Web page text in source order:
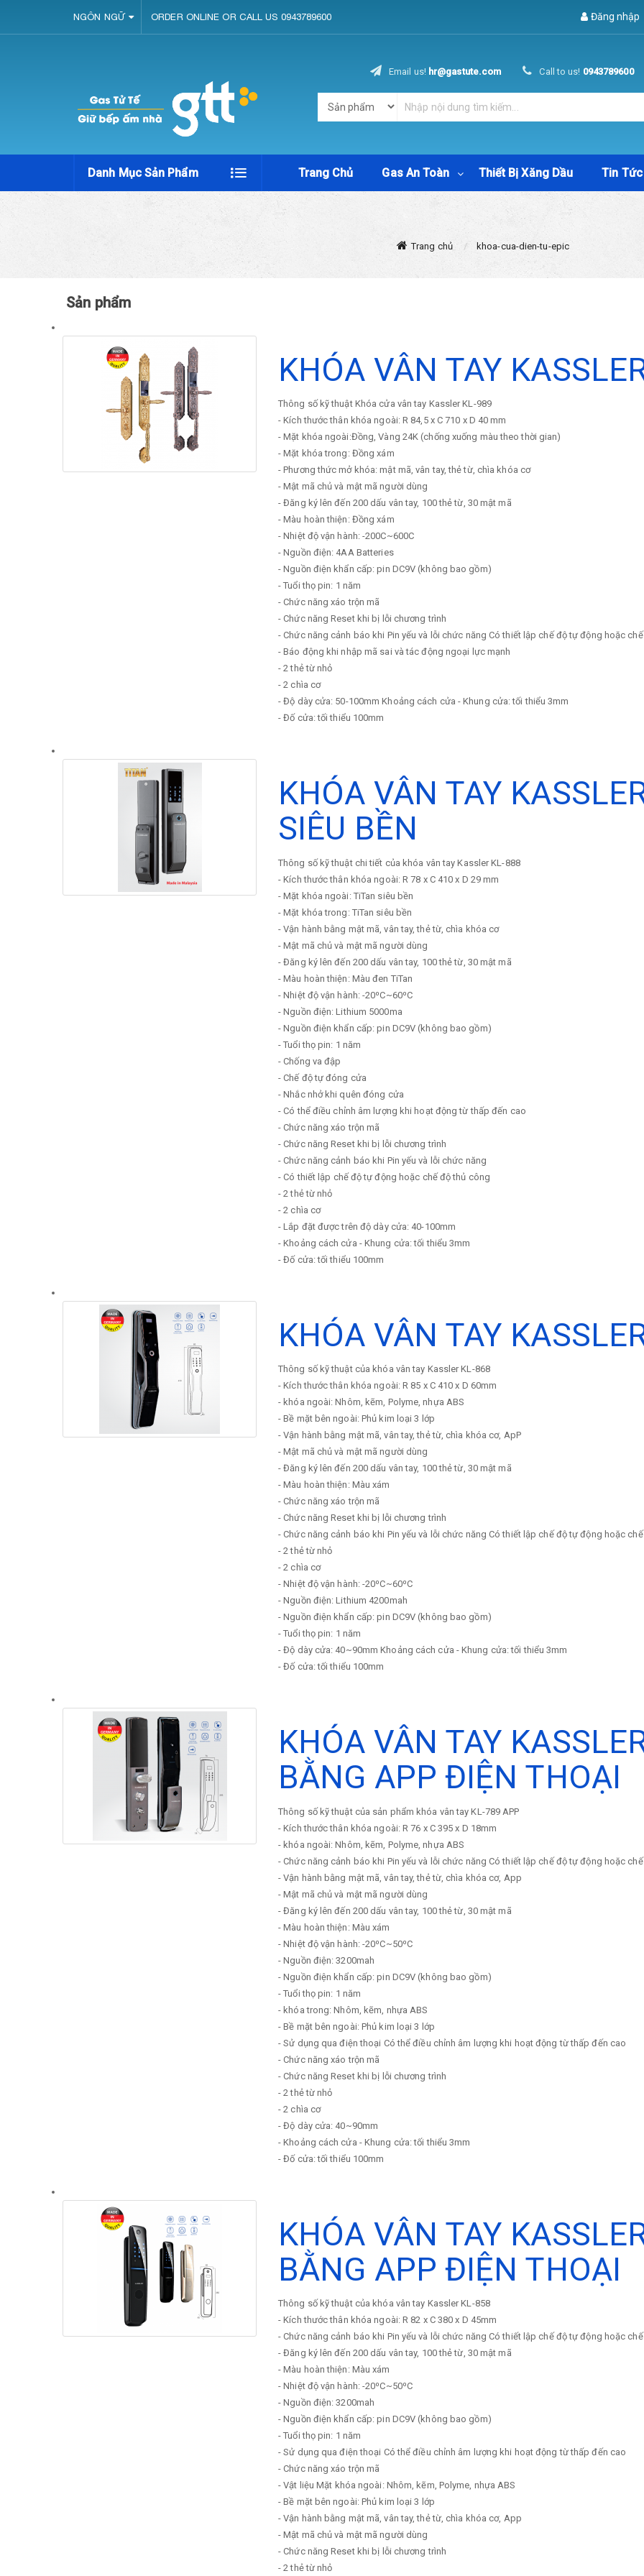
NGÔN NGỮ ORDER ONLINE OR CALL US 0943789600 Đăng nhập
Email us! hr@gastute.com Call to us! 0943789600
Danh Mục Sản Phẩm Trang Chủ Gas An Toàn Thiết Bị Xăng Dầu Tin Tức
Trang chủ khoa-cua-dien-tu-epic
Sản phẩm
KHÓA VÂN TAY
Thông số kỹ thuật Khóa cửa vân tay Kassler KL-989
- Kích thước thân khóa ngoài: R 84,5 x C 710 x D 40 mm
- Mặt khóa ngoài:Đồng, Vàng 24K (chống xuống màu theo thời gian)
- Mặt khóa trong: Đồng xám
- Phương thức mở khóa: mật mã, vân tay, thẻ từ, chìa khóa cơ
- Mật mã chủ và mật mã người dùng
- Đăng ký lên đến 200 dấu vân tay, 100 thẻ từ, 30 mật mã
- Màu hoàn thiện: Đồng xám
- Nhiệt độ vận hành: -200C~600C
- Nguồn điện: 4AA Batteries
- Nguồn điện khẩn cấp: pin DC9V (không bao gồm)
- Tuổi thọ pin: 1 năm
- Chức năng xáo trộn mã
- Chức năng Reset khi bị lỗi chương trình
- Chức năng cảnh báo khi Pin yếu và lỗi chức năng Có thiết lập chế độ tự động hoặc
- Báo động khi nhập mã sai và tác động ngoại lực mạnh
- 2 thẻ từ nhỏ
- 2 chìa cơ
- Độ dày cửa: 50-100mm Khoảng cách cửa - Khung cửa: tối thiểu 3mm
- Đố cửa: tối thiểu 100mm
KHÓA VÂN TAY
SIÊU BỀN
Thông số kỹ thuật chi tiết của khóa vân tay Kassler KL-888
- Kích thước thân khóa ngoài: R 78 x C 410 x D 29 mm
- Mặt khóa ngoài: TiTan siêu bền
- Mặt khóa trong: TiTan siêu bền
- Vận hành bằng mật mã, vân tay, thẻ từ, chìa khóa cơ
- Mật mã chủ và mật mã người dùng
- Đăng ký lên đến 200 dấu vân tay, 100 thẻ từ, 30 mật mã
- Màu hoàn thiện: Màu đen TiTan
- Nhiệt độ vận hành: -20⁰C~60⁰C
- Nguồn điện: Lithium 5000ma
- Nguồn điện khẩn cấp: pin DC9V (không bao gồm)
- Tuổi thọ pin: 1 năm
- Chống va đập
- Chế độ tự đóng cửa
- Nhắc nhở khi quên đóng cửa
- Có thể điều chỉnh âm lượng khi hoạt động từ thấp đến cao
- Chức năng xáo trộn mã
- Chức năng Reset khi bị lỗi chương trình
- Chức năng cảnh báo khi Pin yếu và lỗi chức năng
- Có thiết lập chế độ tự động hoặc chế độ thủ công
- 2 thẻ từ nhỏ
- 2 chìa cơ
- Lắp đặt được trên độ dày cửa: 40-100mm
- Khoảng cách cửa - Khung cửa: tối thiểu 3mm
- Đố cửa: tối thiểu 100mm
KHÓA VÂN TAY
Thông số kỹ thuật của khóa vân tay Kassler KL-868
- Kích thước thân khóa ngoài: R 85 x C 410 x D 60mm
- khóa ngoài: Nhôm, kẽm, Polyme, nhựa ABS
- Bề mặt bên ngoài: Phủ kim loại 3 lớp
- Vận hành bằng mật mã, vân tay, thẻ từ, chìa khóa cơ, ApP
- Mật mã chủ và mật mã người dùng
- Đăng ký lên đến 200 dấu vân tay, 100 thẻ từ, 30 mật mã
- Màu hoàn thiện: Màu xám
- Chức năng xáo trộn mã
- Chức năng Reset khi bị lỗi chương trình
- Chức năng cảnh báo khi Pin yếu và lỗi chức năng Có thiết lập chế độ tự động hoặc
- 2 thẻ từ nhỏ
- 2 chìa cơ
- Nhiệt độ vận hành: -20⁰C~60⁰C
- Nguồn điện: Lithium 4200mah
- Nguồn điện khẩn cấp: pin DC9V (không bao gồm)
- Tuổi thọ pin: 1 năm
- Độ dày cửa: 40~90mm Khoảng cách cửa - Khung cửa: tối thiểu 3mm
- Đố cửa: tối thiểu 100mm
KHÓA VÂN TAY
BẰNG APP ĐIỆN THOẠI
Thông số kỹ thuật của sản phẩm khóa vân tay KL-789 APP
- Kích thước thân khóa ngoài: R 76 x C 395 x D 18mm
- khóa ngoài: Nhôm, kẽm, Polyme, nhựa ABS
- Chức năng cảnh báo khi Pin yếu và lỗi chức năng Có thiết lập chế độ tự động hoặc
- Vận hành bằng mật mã, vân tay, thẻ từ, chìa khóa cơ, App
- Mật mã chủ và mật mã người dùng
- Đăng ký lên đến 200 dấu vân tay, 100 thẻ từ, 30 mật mã
- Màu hoàn thiện: Màu xám
- Nhiệt độ vận hành: -20⁰C~50⁰C
- Nguồn điện: 3200mah
- Nguồn điện khẩn cấp: pin DC9V (không bao gồm)
- Tuổi thọ pin: 1 năm
- khóa trong: Nhôm, kẽm, nhựa ABS
- Bề mặt bên ngoài: Phủ kim loại 3 lớp
- Sử dụng qua điện thoại Có thể điều chỉnh âm lượng khi hoạt động từ thấp đến cao
- Chức năng xáo trộn mã
- Chức năng Reset khi bị lỗi chương trình
- 2 thẻ từ nhỏ
- 2 chìa cơ
- Độ dày cửa: 40~90mm
- Khoảng cách cửa - Khung cửa: tối thiểu 3mm
- Đố cửa: tối thiểu 100mm
KHÓA VÂN TAY
BẰNG APP ĐIỆN THOẠI
Thông số kỹ thuật của khóa vân tay Kassler KL-858
- Kích thước thân khóa ngoài: R 82 x C 380 x D 45mm
- Chức năng cảnh báo khi Pin yếu và lỗi chức năng Có thiết lập chế độ tự động hoặc
- Đăng ký lên đến 200 dấu vân tay, 100 thẻ từ, 30 mật mã
- Màu hoàn thiện: Màu xám
- Nhiệt độ vận hành: -20⁰C~50⁰C
- Nguồn điện: 3200mah
- Nguồn điện khẩn cấp: pin DC9V (không bao gồm)
- Tuổi thọ pin: 1 năm
- Sử dụng qua điện thoại Có thể điều chỉnh âm lượng khi hoạt động từ thấp đến cao
- Chức năng xáo trộn mã
- Vật liệu Mặt khóa ngoài: Nhôm, kẽm, Polyme, nhựa ABS
- Bề mặt bên ngoài: Phủ kim loại 3 lớp
- Vận hành bằng mật mã, vân tay, thẻ từ, chìa khóa cơ, App
- Mật mã chủ và mật mã người dùng
- Chức năng Reset khi bị lỗi chương trình
- 2 thẻ từ nhỏ